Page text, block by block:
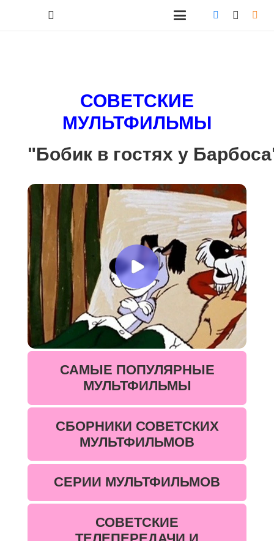
СОВЕТСКИЕ
МУЛЬТФИЛЬМЫ
"Бобик в гостях у
САМЫЕ ПОПУЛЯРНЫЕ
МУЛЬТФИЛЬМЫ
СБОРНИКИ СОВЕТСКИХ
МУЛЬТФИЛЬМОВ
СЕРИИ МУЛЬТФИЛЬМОВ
СОВЕТСКИЕ